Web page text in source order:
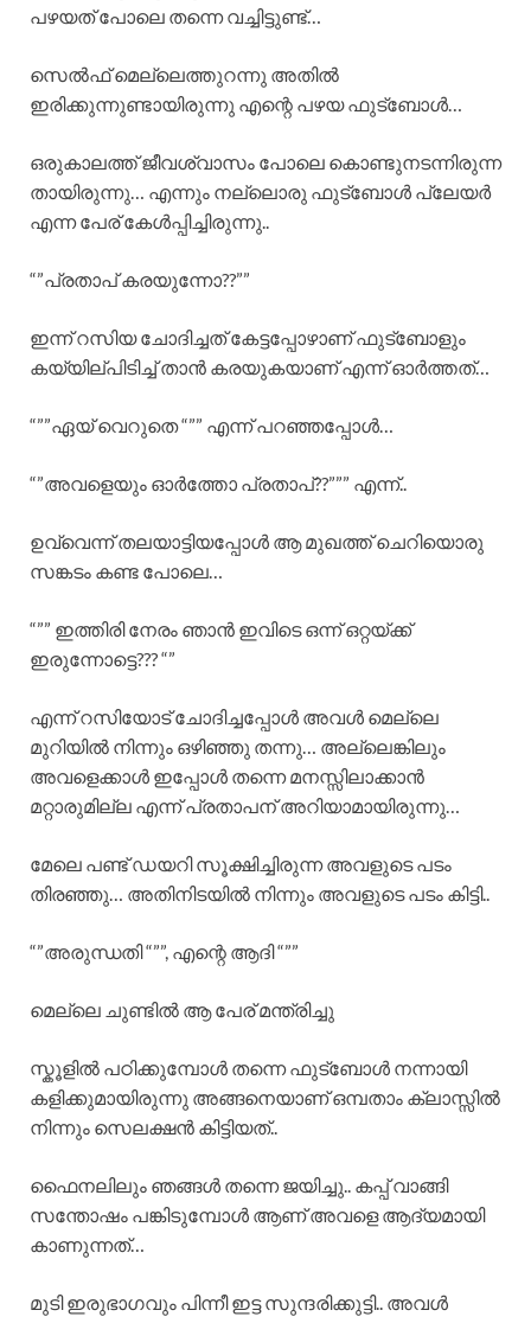
പഴയത് പോലെ തന്നെ വച്ചിട്ടുണ്ട്…
സെൽഫ് മെല്ലെത്തുറന്നു അതിൽ
ഇരിക്കുന്നുണ്ടായിരുന്നു എന്റെ പഴയ ഫുട്ബോൾ…
ഒരുകാലത്ത് ജീവശ്വാസം പോലെ കൊണ്ടുനടന്നിരുന്ന
തായിരുന്നു… എന്നും നല്ലൊരു ഫുട്ബോൾ പ്ലേയർ
എന്ന പേര് കേൾപ്പിച്ചിരുന്നു..
“”പ്രതാപ് കരയുന്നോ??””
ഇന്ന് റസിയ ചോദിച്ചത് കേട്ടപ്പോഴാണ് ഫുട്ബോളും
കയ്യില്പിടിച്ച് താൻ കരയുകയാണ് എന്ന് ഓർത്തത്…
“””ഏയ്‌ വെറുതെ “”” എന്ന് പറഞ്ഞപ്പോൾ…
“”അവളെയും ഓർത്തോ പ്രതാപ്??””” എന്ന്..
ഉവ്വെന്ന് തലയാട്ടിയപ്പോൾ ആ മുഖത്ത് ചെറിയൊരു
സങ്കടം കണ്ട പോലെ…
“”” ഇത്തിരി നേരം ഞാൻ ഇവിടെ ഒന്ന് ഒറ്റയ്ക്ക്
ഇരുന്നോട്ടെ??? “”
എന്ന് റസിയോട് ചോദിച്ചപ്പോൾ അവൾ മെല്ലെ
മുറിയിൽ നിന്നും ഒഴിഞ്ഞു തന്നു… അല്ലെങ്കിലും
അവളെക്കാൾ ഇപ്പോൾ തന്നെ മനസ്സിലാക്കാൻ
മറ്റാരുമില്ല എന്ന് പ്രതാപന് അറിയാമായിരുന്നു…
മേലെ പണ്ട് ഡയറി സൂക്ഷിച്ചിരുന്ന അവളുടെ പടം
തിരഞ്ഞു… അതിനിടയിൽ നിന്നും അവളുടെ പടം കിട്ടി..
“”അരുന്ധതി “””, എന്റെ ആദി “””
മെല്ലെ ചുണ്ടിൽ ആ പേര് മന്ത്രിച്ചു
സ്കൂളിൽ പഠിക്കുമ്പോൾ തന്നെ ഫുട്ബോൾ നന്നായി
കളിക്കുമായിരുന്നു അങ്ങനെയാണ് ഒമ്പതാം ക്ലാസ്സിൽ
നിന്നും സെലക്ഷൻ കിട്ടിയത്..
ഫൈനലിലും ഞങ്ങൾ തന്നെ ജയിച്ചു.. കപ്പ് വാങ്ങി
സന്തോഷം പങ്കിടുമ്പോൾ ആണ് അവളെ ആദ്യമായി
കാണുന്നത്…
മുടി ഇരുഭാഗവും പിന്നീ ഇട്ട സുന്ദരിക്കുട്ടി.. അവൾ